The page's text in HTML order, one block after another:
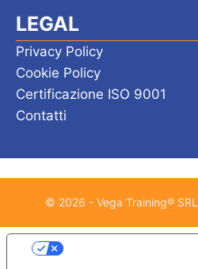
LEGAL
Privacy Policy
Cookie Policy
Certificazione ISO 9001
Contatti
© 2026 - Vega Training®
Le tue preferenze